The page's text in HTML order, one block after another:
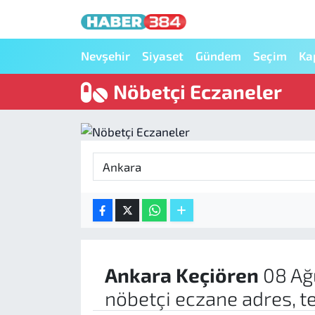
Nevşehir Siyaset Gündem Seçim
Nöbetçi Eczaneler
Ankara Keçiören 08
nöbetçi eczane adres,
Nöbetçi Eczaneler
Hava Durumu
Trafik Durumu
Süper Lig Puan Durumu ve Fikstür
Tüm Manşetler
Haber Arşivi